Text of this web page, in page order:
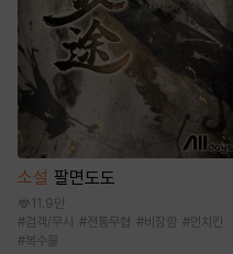
소설 팔면도도
11.9만
#검객/무사 #전통무협 #비장함 #먼치킨
#복수물